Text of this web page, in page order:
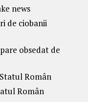
news
de ciobanii
obsedat de
Român
Român